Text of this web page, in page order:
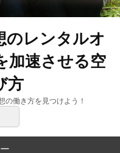
のレンタルオ
加速させる空
方
の働き方を見つけよう！